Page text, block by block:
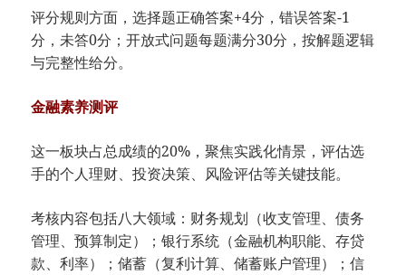
评分规则方面，选择题正确答案+4分，错误答案-1
分，未答0分；开放式问题每题满分30分，按解题逻辑
与完整性给分。
金融素养测评
这一板块占总成绩的20%，聚焦实践化情景，评估选
手的个人理财、投资决策、风险评估等关键技能。
考核内容包括八大领域：财务规划（收支管理、债务
管理、预算制定）；银行系统（金融机构职能、存贷
款、利率）；储蓄（复利计算、储蓄账户管理）；信